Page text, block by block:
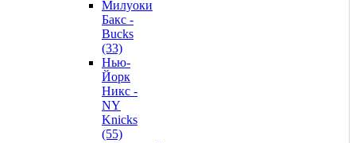
Милуоки
Бакс -
Bucks
(33)
Нью-
Йорк
Никс -
NY
Knicks
(55)